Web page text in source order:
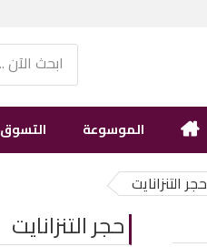
الموسوعة التسوق
حجر التنزانايت
حجر التنزانايت